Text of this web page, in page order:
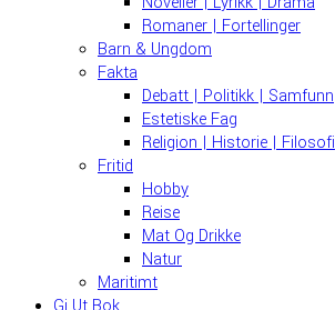
Romaner | Fortellinger
Barn & Ungdom
Fakta
Debatt | Politikk | Samfunn
Estetiske Fag
Religion | Historie | Filosofi
Fritid
Hobby
Reise
Mat Og Drikke
Natur
Maritimt